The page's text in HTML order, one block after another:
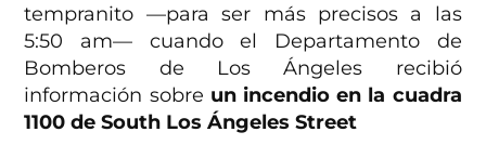
tempranito —para ser más precisos a las
5:50 am— cuando el Departamento de
Bomberos de Los Ángeles recibió
información sobre un incendioen la cuadra
1100 de South Los Ángeles Street